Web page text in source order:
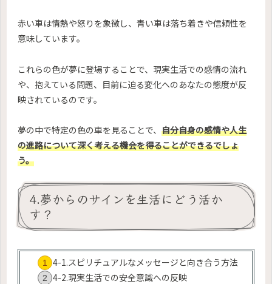
赤い車は情熱や怒りを象徴し、青い車は落ち着きや信頼性を
意味しています。
これらの色が夢に登場することで、現実生活での感情の流れ
や、抱えている問題、目前に迫る変化へのあなたの態度が反
映されているのです。
夢の中で特定の色の車を見ることで、 自分自身の感情や人生
の進路について深く考える機会を得ることができるでしょ
う。
4.夢からのサインを生活にどう活か
す？
4-1.スピリチュアルなメッセージと向き合う方法
4-2.現実生活での安全意識への反映